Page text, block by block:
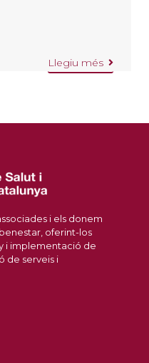
Llegiu més
i els donem
oferint-los
i implementació de
de serveis i